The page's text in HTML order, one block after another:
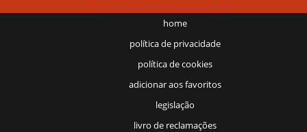
home
política de privacidade
política de cookies
adicionar aos favoritos
legislação
livro de reclamações